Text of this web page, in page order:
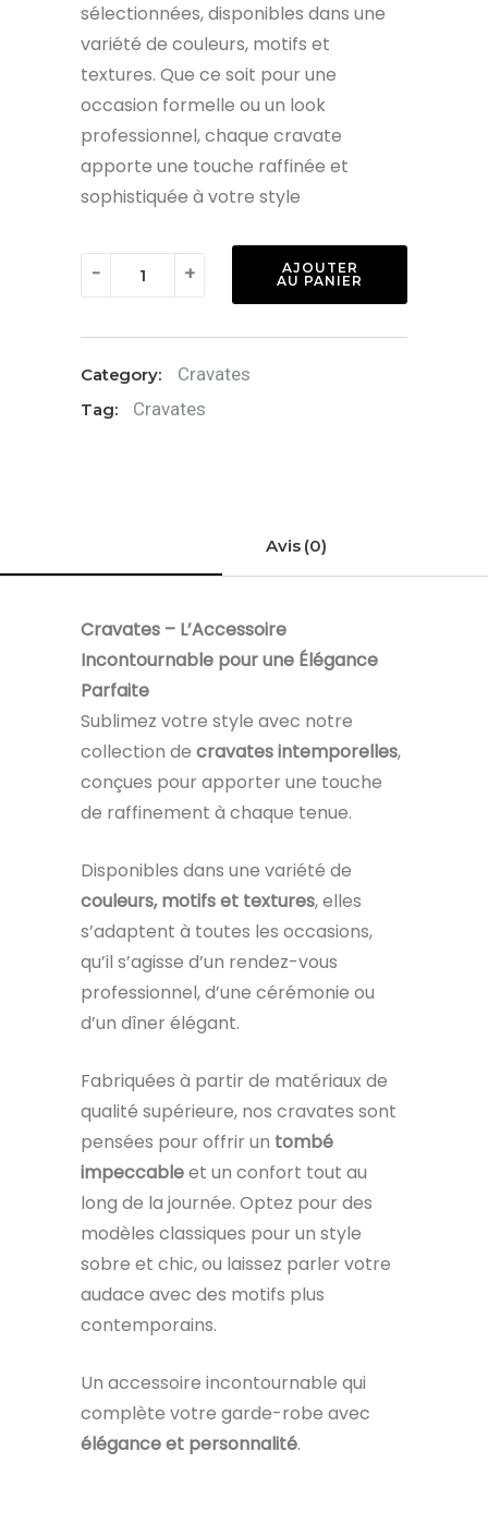
sélectionnées, disponibles dans une
variété de couleurs, motifs et
textures. Que ce soit pour une
occasion formelle ou un look
professionnel, chaque cravate
apporte une touche raffinée et
sophistiquée à votre style
-
quantité
Brillante
dorée
+
AJOUTER
AU PANIER
Category: Cravates
Tag: Cravates
Avis (0)
Cravates – L’Accessoire
Incontournable pour une Élégance
Parfaite
Sublimez votre style avec notre
collection de cravates intemporelles,
conçues pour apporter une touche
de raffinement à chaque tenue.
Disponibles dans une variété de
couleurs, motifs et textures, elles
s’adaptent à toutes les occasions,
qu’il s’agisse d’un rendez-vous
professionnel, d’une cérémonie ou
d’un dîner élégant.
Fabriquées à partir de matériaux de
qualité supérieure, nos cravates sont
pensées pour offrir un tombé
impeccableet un confort tout au
long de la journée. Optez pour des
modèles classiques pour un style
sobre et chic, ou laissez parler votre
audace avec des motifs plus
contemporains.
Un accessoire incontournable qui
complète votre garde-robe avec
élégance et personnalité.